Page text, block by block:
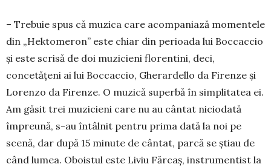
– Trebuie spus că muzica care acompaniază momentele
din „Hektomeron” este chiar din pe­rioa­da lui Boccaccio
și este scrisă de doi mu­zi­cieni florentini, deci,
concetățeni ai lui Bocca­­ccio, Gherardello da Firenze și
Lo­renzo da Fi­renze. O mu­zică superbă în simplitatea ei.
Am găsit trei muzicieni care nu au cântat niciodată
împreună, s-au întâlnit pentru pri­ma dată la noi pe
scenă, dar după 15 minute de cântat, parcă se știau de
când lumea. Obo­istul este Liviu Fărcaș, instru­men­tist la